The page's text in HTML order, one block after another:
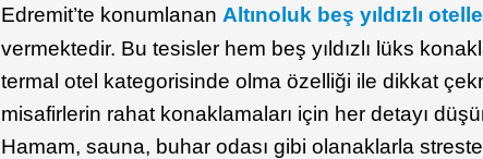
Edremit’te konumlanan Altınoluk beş yıldızlı
vermektedir. Bu tesisler hem beş yıldızlı lüks
termal otel kategorisinde olma özelliği ile dikkat
misafirlerin rahat konaklamaları için her detayı
Hamam, sauna, buhar odası gibi olanaklarla